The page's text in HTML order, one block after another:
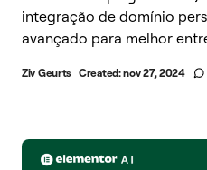
integração de domínio
avançado para melhor
Ziv Geurts Created:nov 27, 2024